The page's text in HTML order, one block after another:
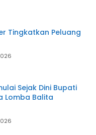
Tingkatkan Peluang
Sejak Dini Bupati
Lomba Balita